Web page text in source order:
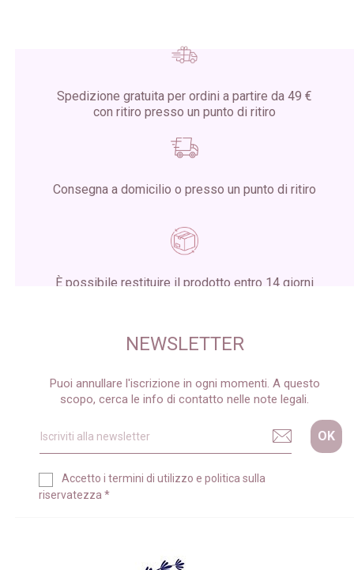
Spedizione gratuita per ordini a partire da 49 €
con ritiro presso un punto di ritiro
Consegna a domicilio o presso un punto di ritiro
È possibile restituire il prodotto entro 14 giorni
NEWSLETTER
Puoi annullare l'iscrizione in ogni momenti. A questo
scopo, cerca le info di contatto nelle note legali.
Accetto i termini di utilizzo e politica sulla
riservatezza *